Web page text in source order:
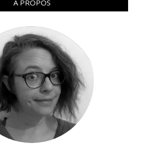
A PROPOS